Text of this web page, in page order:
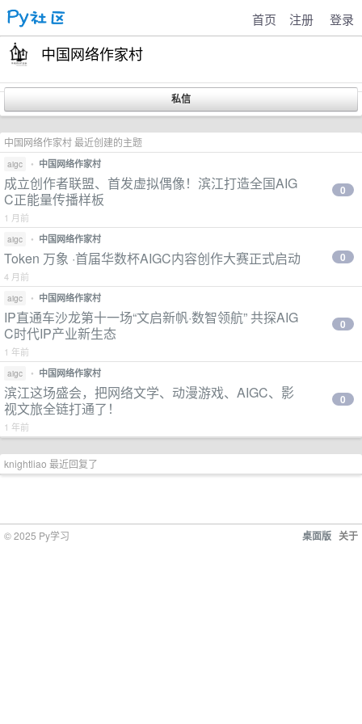
首页 注册 登录
中国网络作家村
中国网络作家村 最近创建的主题
aigc • 中国网络作家村
成立创作者联盟、首发虚拟偶像！滨江打造全国AIG
C正能量传播样板
1 月前
0
aigc • 中国网络作家村
Token 万象 ·首届华数杯AIGC内容创作大赛正式启动
4 月前
0
aigc • 中国网络作家村
IP直通车沙龙第十一场“文启新帆·数智领航” 共探AIG
C时代IP产业新生态
1 年前
0
aigc • 中国网络作家村
滨江这场盛会，把网络文学、动漫游戏、AIGC、影
视文旅全链打通了！
1 年前
0
knightliao 最近回复了
桌面版 关于
© 2025 Py学习